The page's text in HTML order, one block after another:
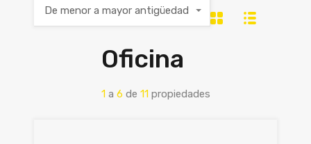
Oficina
1 a 6 de 11 propiedades
De menor a mayor antigüedad